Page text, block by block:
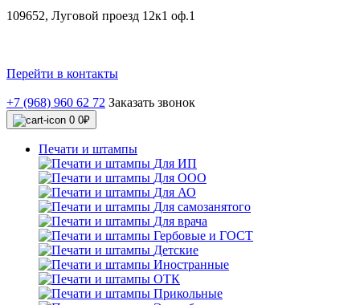
109652, Луговой проезд 12к1 оф.1
Перейти в контакты
+7 (968) 960 62 72 Заказать звонок
0 0₽
Печати и штампы
Для ИП
Для ООО
Для АО
Для самозанятого
Для врача
Гербовые и ГОСТ
Детские
Иностранные
ОТК
Прикольные